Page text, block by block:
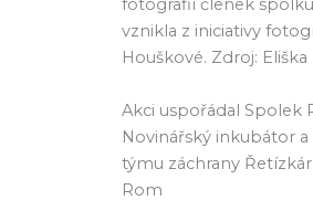
fotografií členek
vznikla z iniciativy
Houškové. Zdroj:
Akci uspořádal Spolek
Novinářský inkubátor
týmu záchrany
Rom